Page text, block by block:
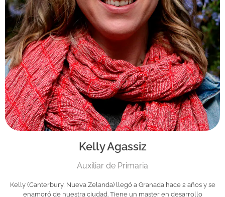
Kelly Agassiz
Auxiliar de Primaria
Kelly (Canterbury, Nueva Zelanda) llegó a Granada hace 2 años y se
enamoró de nuestra ciudad. Tiene un master en desarrollo